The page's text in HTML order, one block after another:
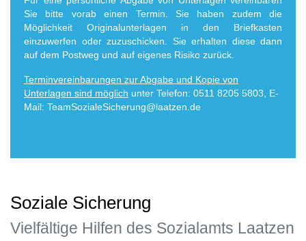
Sie bitte vorab einen Termin. Sie haben zudem die
Möglichkeit Originalunterlagen in den Briefkasten
einzuwerfen oder zuzuschicken. Sie erhalten diese dann
auf dem Postweg und auf eigenes Risiko zurück.
Terminvereinbarungen zur Abgabe und Kopie von
Unterlagen sind möglich unter Telefon: 0511 8205 5803, E-
Mail: TeamSozialeSicherung@laatzen.de
Soziale Sicherung
Vielfältige Hilfen des Sozialamts Laatzen